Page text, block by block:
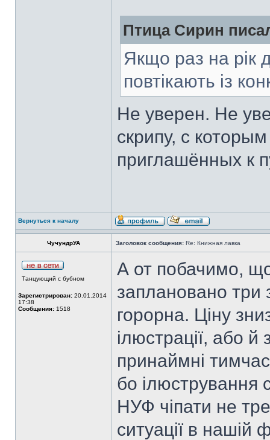
Птица Сирин
Якщо раз на рік
повтікають із
Не уверен. Не
скрипу, с
приглашённых к
Вернуться к началу
ЧучундрУА Заголовок сообщения: Re: Книжная лавка
Танцующий с бубном
Зарегистрирован: 20.01.2014
17:38
Сообщения: 1518
А от побачимо,
заплановано три
горорна. Ціну
ілюстрації, або
принаймні
бо ілюстрування
НУФ чіпати не
ситуації в нашій